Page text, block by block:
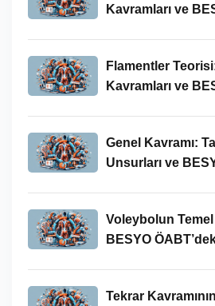
Kavramları ve
Flamentler Teorisi:
Kavramları ve
Genel Kavramı:
Unsurları ve
Voleybolun Temel
BESYO
Tekrar